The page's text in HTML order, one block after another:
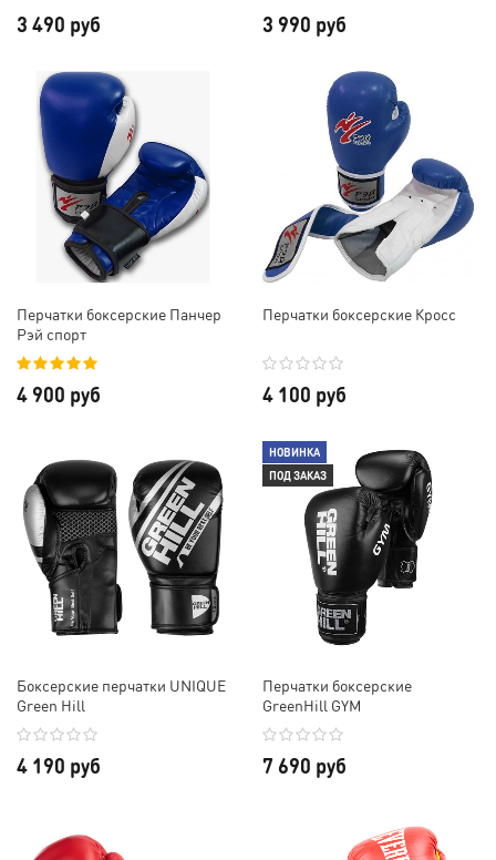
3 490 руб 3 990 руб
Перчатки боксерские Панчер
Рэй спорт
4 900 руб
Перчатки боксерские Кросс
4 100 руб
Боксерские перчатки UNIQUE
Green Hill
4 190 руб
НОВИНКА
ПОД ЗАКАЗ
Перчатки боксерские
GreenHill GYM
7 690 руб